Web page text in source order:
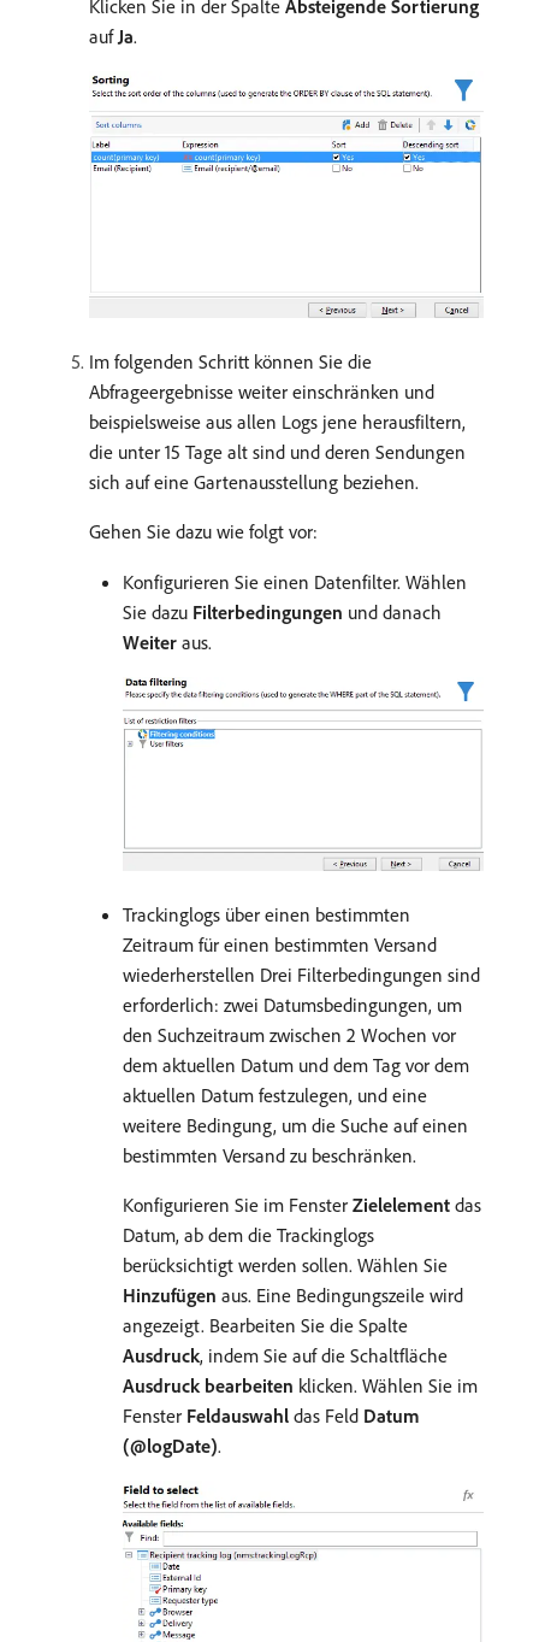
Klicken Sie in der Spalte Absteigende Sortierung
aufJa.
Im folgenden Schritt können Sie die
Abfrageergebnisse weiter einschränken und
beispielsweise aus allen Logs jene herausfiltern,
die unter 15 Tage alt sind und deren Sendungen
sich auf eine Gartenausstellung beziehen.
Gehen Sie dazu wie folgt vor:
Konfigurieren Sie einen Datenfilter. Wählen
Sie dazu Filterbedingungen und danach
Weiter aus.
Trackinglogs über einen bestimmten
Zeitraum für einen bestimmten Versand
wiederherstellen Drei Filterbedingungen sind
erforderlich: zwei Datumsbedingungen, um
den Suchzeitraum zwischen 2 Wochen vor
dem aktuellen Datum und dem Tag vor dem
aktuellen Datum festzulegen, und eine
weitere Bedingung, um die Suche auf einen
bestimmten Versand zu beschränken.
Konfigurieren Sie im Fenster Zielelement das
Datum, ab dem die Trackinglogs
berücksichtigt werden sollen. Wählen Sie
Hinzufügen aus. Eine Bedingungszeile wird
angezeigt. Bearbeiten Sie die Spalte
Ausdruck, indem Sie auf die Schaltfläche
Ausdruck bearbeiten klicken. Wählen Sie im
Fenster Feldauswahl das Feld Datum
(@logDate).